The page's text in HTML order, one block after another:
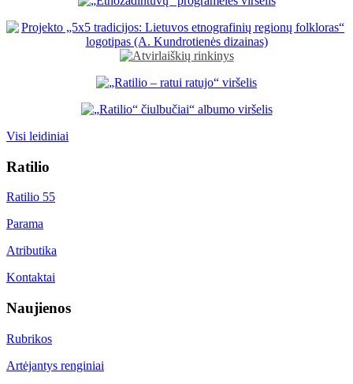
Visi leidiniai
Ratilio
Ratilio 55
Parama
Atributika
Kontaktai
Naujienos
Rubrikos
Artėjantys renginiai